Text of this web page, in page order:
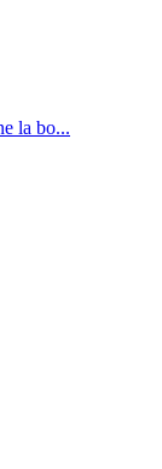
la bo...